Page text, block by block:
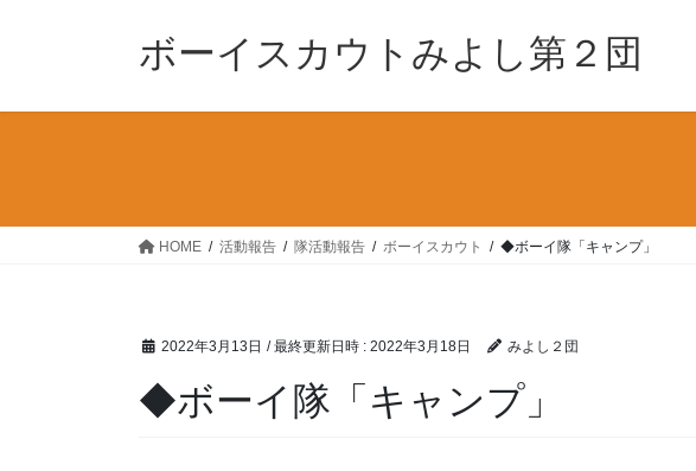
ボーイスカウトみよし第２団
HOME 活動報告 隊活動報告 ボーイスカウト ◆ボーイ隊「キャンプ」
2022年3月13日 / 最終更新日時 : 2022年3月18日 みよし２団
◆ボーイ隊「キャンプ」